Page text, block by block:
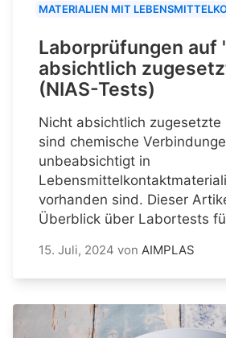
MATERIALIEN MIT
Laborprüfungen auf
absichtlich
(NIAS-Tests)
Nicht absichtlich zugesetzte
sind chemische
unbeabsichtigt in
vorhanden sind. Dieser
Überblick über Labortests
15. Juli, 2024 von AIMPLAS